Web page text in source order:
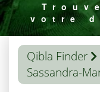
votre
Qibla Finder
Sassandra-